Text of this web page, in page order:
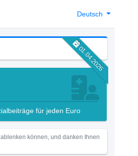
Deutsch
01.04.2026
für jeden Euro
können, und danken Ihnen